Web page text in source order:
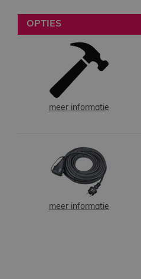
OPTIES
meer informatie
meer informatie